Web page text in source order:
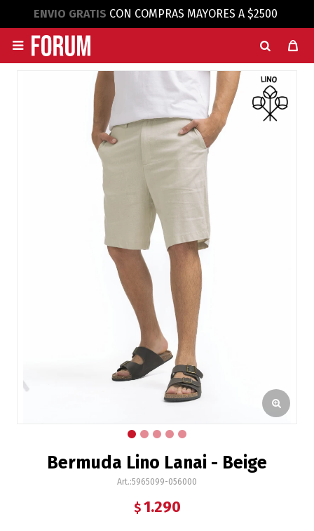
ENVIO GRATIS CON COMPRAS MAYORES A $2500

Bermuda Lino Lanai - Beige
5965099-056000
$ 1.290